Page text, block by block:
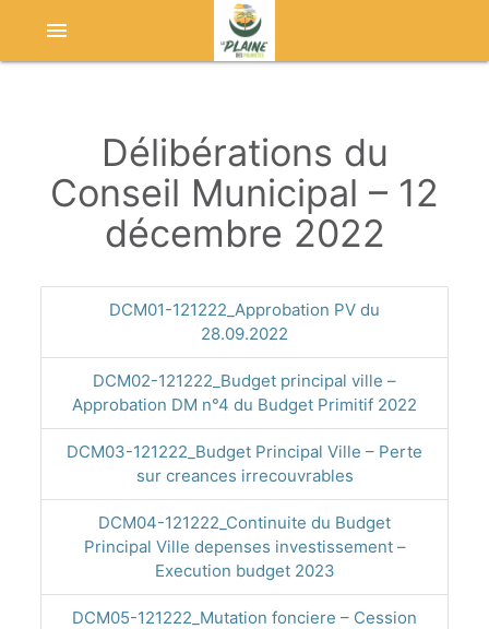
menu
Délibérations du
Conseil Municipal – 12
décembre 2022
DCM01-121222_Approbation PV du
28.09.2022
DCM02-121222_Budget principal ville –
Approbation DM n°4 du Budget Primitif 2022
DCM03-121222_Budget Principal Ville – Perte
sur creances irrecouvrables
DCM04-121222_Continuite du Budget
Principal Ville depenses investissement –
Execution budget 2023
DCM05-121222_Mutation fonciere – Cession